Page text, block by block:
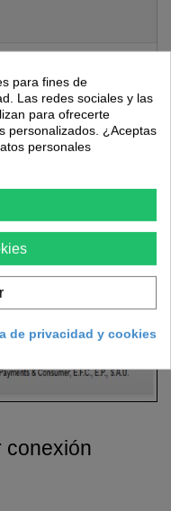
clientes la opción de
deLa Caixa, disponible
un importe superior a
acceda a su carrito y
financiación.
conexión
para fines de
Las redes sociales y las
para ofrecerte
personalizados. ¿Aceptas
personales
de privacidad y cookies